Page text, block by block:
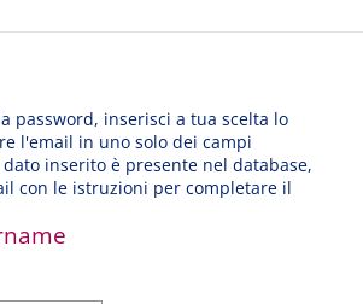
password, inserisci a tua scelta lo
l'email in uno solo dei campi
inserito è presente nel database,
con le istruzioni per completare il